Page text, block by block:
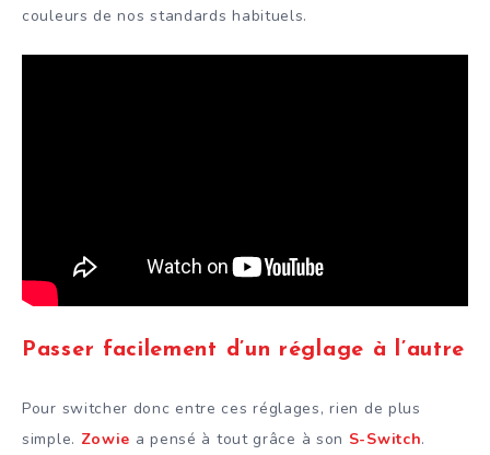
couleurs de nos standards habituels.
Passer facilement d’un réglage à l’autre
Pour switcher donc entre ces réglages, rien de plus
simple. Zowie a pensé à tout grâce à son S-Switch.